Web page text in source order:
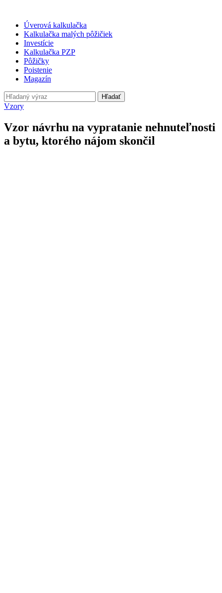
Úverová kalkulačka
Kalkulačka malých pôžičiek
Investície
Kalkulačka PZP
Pôžičky
Poistenie
Magazín
Hľadať
Vzory
Vzor návrhu na vypratanie nehnuteľnosti
a bytu, ktorého nájom skončil